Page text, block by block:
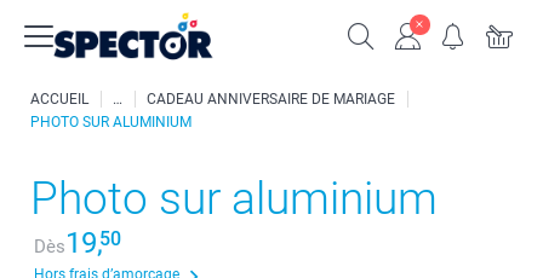
ACCUEIL
CADEAU ANNIVERSAIRE DE MARIAGE
PHOTO SUR ALUMINIUM
Photo sur aluminium
Dès19,50
Hors frais d’amorçage